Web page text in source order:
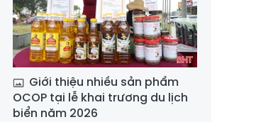
Giới thiệu nhiều sản phẩm
OCOP tại lễ khai trương du lịch
biển năm 2026